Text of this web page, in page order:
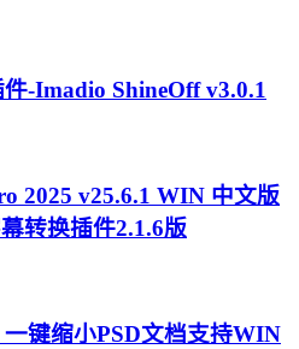
-Imadio ShineOff v3.0.1
2025 v25.6.1 WIN 中文版
转换插件2.1.6版
键缩小PSD文档支持WIN